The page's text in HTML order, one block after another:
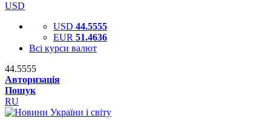
USD
USD 44.5555
EUR 51.4636
Всі курси валют
44.5555
Авторизація
Пошук
RU